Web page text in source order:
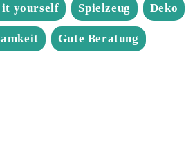
it yourself Spielzeug Deko
Gute Beratung